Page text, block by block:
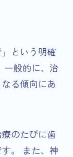
という明確
一般的に、治
る傾向にあ
のたびに歯
。 また、神